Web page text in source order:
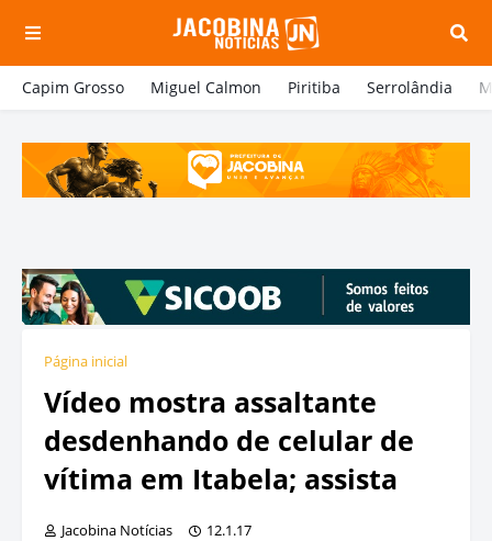
Capim Grosso Miguel Calmon Piritiba Serrolândia
Página inicial
Vídeo mostra assaltante
desdenhando de celular de
vítima em Itabela; assista
Jacobina Notícias 12.1.17